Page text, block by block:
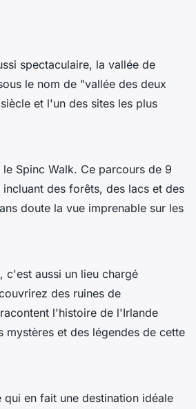
spectaculaire, la vallée de
le nom de "vallée des deux
et l'un des sites les plus
Spinc Walk. Ce parcours de 9
des forêts, des lacs et des
doute la vue imprenable sur les
c'est aussi un lieu chargé
des ruines de
l'histoire de l'Irlande
et des légendes de cette
en fait une destination idéale